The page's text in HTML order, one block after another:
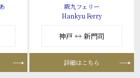
阪九フェリー
Hankyu Ferry
神戸 ↔ 新門司
詳細はこちら